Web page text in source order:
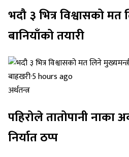
भदौ ३ भित्र विश्वासको मत
बानियाँको तयारी
बाह्रखरी·5 hours ago
अर्थतन्त्र
पहिरोले तातोपानी नाका
निर्यात ठप्प